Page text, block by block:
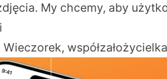
My chcemy, aby